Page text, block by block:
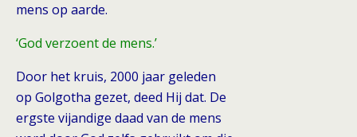
mens op aarde.
‘God verzoent de mens.’
Door het kruis, 2000 jaar geleden
op Golgotha gezet, deed Hij dat. De
ergste vijandige daad van de mens